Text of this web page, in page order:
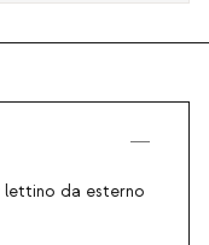
lettino da esterno